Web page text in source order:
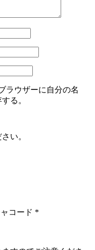
ラウザーに自分の名
る。
い。
コード *